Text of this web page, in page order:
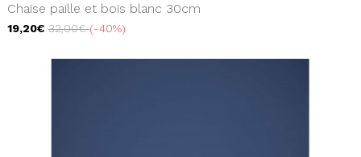
Chaise paille et bois blanc 30cm
19,20€ 32,00€ -40%